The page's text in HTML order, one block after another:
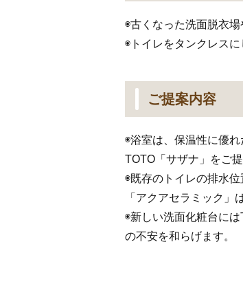
◉古くなった洗面脱衣
◉トイレをタンクレス
ご提案内容
◉浴室は、保温性に優
TOTO「サザナ」をご提
◉既存のトイレの排水
「アクアセラミック」
◉新しい洗面化粧台に
の不安を和らげます。